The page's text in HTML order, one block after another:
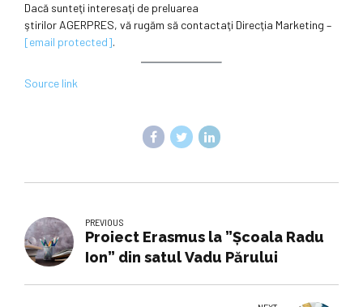
Dacă sunteţi interesaţi de preluarea
ştirilor AGERPRES, vă rugăm să contactaţi Direcţia Marketing –
[email protected].
Source link
PREVIOUS
Proiect Erasmus la ”Școala Radu
Ion” din satul Vadu Părului